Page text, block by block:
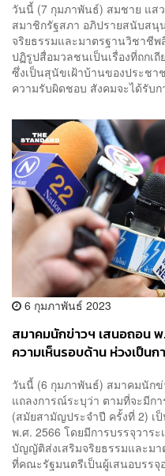
วันนี้ (7 กุมภาพันธ์) สมชาย แส
สมาชิกรัฐสภา อภิปรายสนับสนุ
จริยธรรมและมาตรฐานวิชาชี
ปฏิรูปสื่อมวลชนเป็นเรื่องที่ถกเ
ซึ่งเป็นสุนัขเฝ้าบ้านของประชา
ความรับผิดชอบ สังคมจะได้รับก
6 กุมภาพันธ์ 2023
สมาคมนักข่าวฯ เสนอถอน
ความเห็นรอบด้าน ห่วงเป็น
วันนี้ (6 กุมภาพันธ์) สมาคมนักข่
แถลงการณ์ระบุว่า ตามที่จะมีก
(สมัยสามัญประจำปี ครั้งที่ 2) เ
พ.ศ. 2566 โดยมีการบรรจุวาร
บัญญัติส่งเสริมจริยธรรมและม
ที่คณะรัฐมนตรีเป็นผู้เสนอบรรจุ